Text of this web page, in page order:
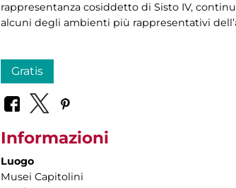
rappresentanza cosiddetto di Sisto IV,
alcuni degli ambienti più rappresentativi
Gratis
Informazioni
Luogo
Musei Capitolini